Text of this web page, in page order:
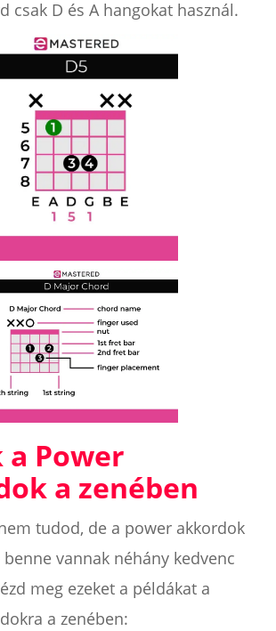
csak D és A hangokat használ.
a Power
a zenében
tudod, de a power akkordok
vannak néhány kedvenc
meg ezeket a példákat a
a zenében: